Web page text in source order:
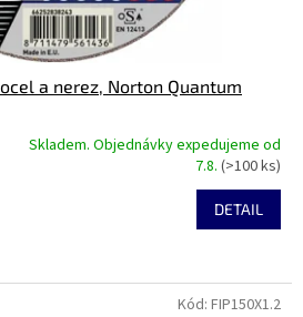
a nerez, Norton Quantum
Skladem. Objednávky expedujeme od
7.8.(>100 ks)
DETAIL
Kód: FIP150X1.2